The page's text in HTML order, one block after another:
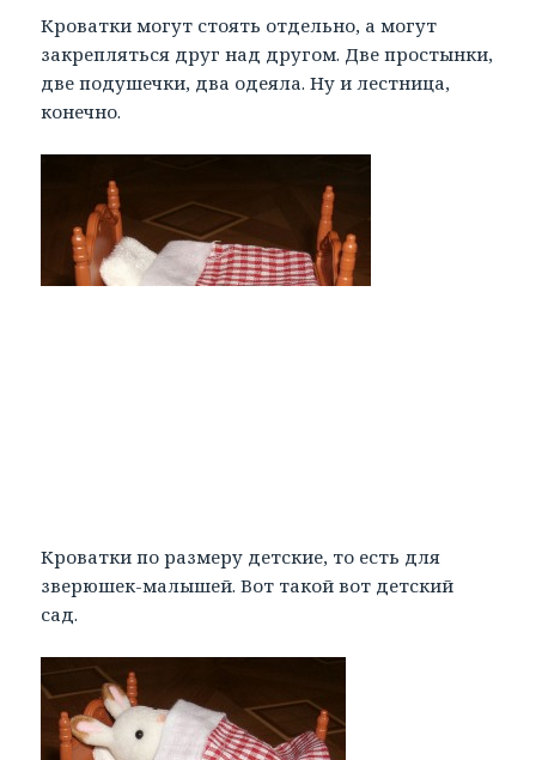
Кроватки могут стоять отдельно, а могут
закрепляться друг над другом. Две простынки,
две подушечки, два одеяла. Ну и лестница,
конечно.
Кроватки по размеру детские, то есть для
зверюшек-малышей. Вот такой вот детский
сад.